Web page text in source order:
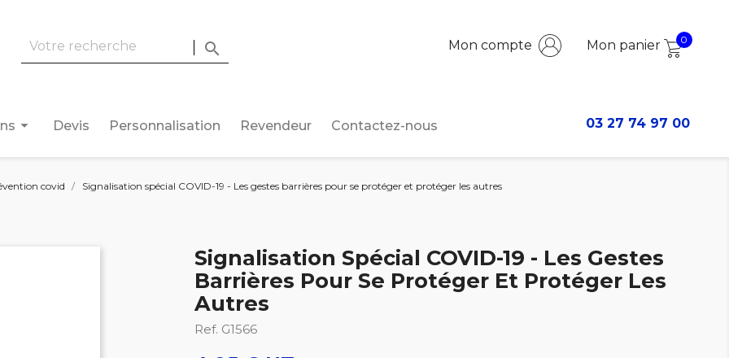
 Mon compte Mon panier 0
arrow_drop_down Devis Personnalisation Revendeur Contactez-nous 03 27 74 97 00
covid Signalisation spécial COVID-19 - Les gestes barrières pour se protéger et protéger les autres
Signalisation Spécial COVID-19 - Les Gestes
Barrières Pour Se Protéger Et Protéger Les
Autres
Ref. G1566